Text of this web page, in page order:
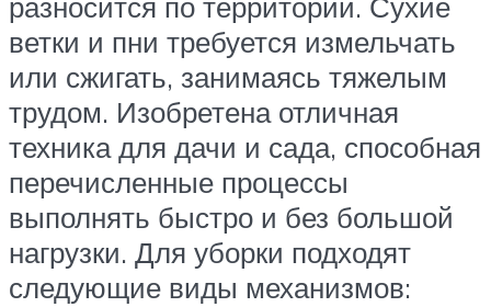
ветки и пни требуется измельчать
или сжигать, занимаясь тяжелым
трудом. Изобретена отличная
техника для дачи и сада, способная
перечисленные процессы
выполнять быстро и без большой
нагрузки. Для уборки подходят
следующие виды механизмов: